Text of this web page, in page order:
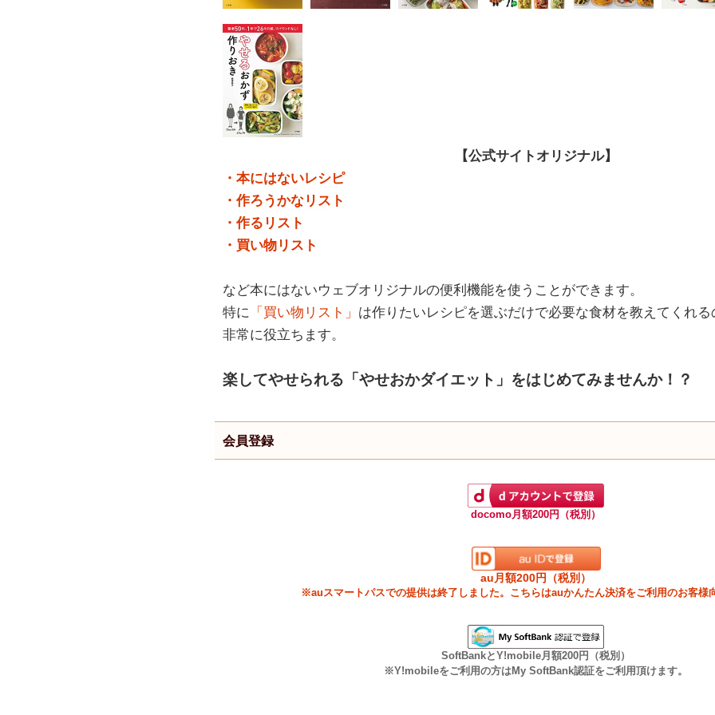
【公式サイトオリジナル】
・本にはないレシピ
・作ろうかなリスト
・作るリスト
・買い物リスト
など本にはないウェブオリジナルの便利機能を使うことができます。
特に 「買い物リスト」 は作りたいレシピを選ぶだけで必要な食材を教えてくれ
非常に役立ちます。
楽してやせられる「やせおかダイエット」をはじめてみませんか！？
会員登録
docomo月額200円（税別）
au月額200円（税別）
※auスマートパスでの提供は終了しました。こちらはauかんたん決済をご利用のお客様
SoftBankとY!mobile月額200円（税別）
※Y!mobileをご利用の方はMy SoftBank認証をご利用頂けます。